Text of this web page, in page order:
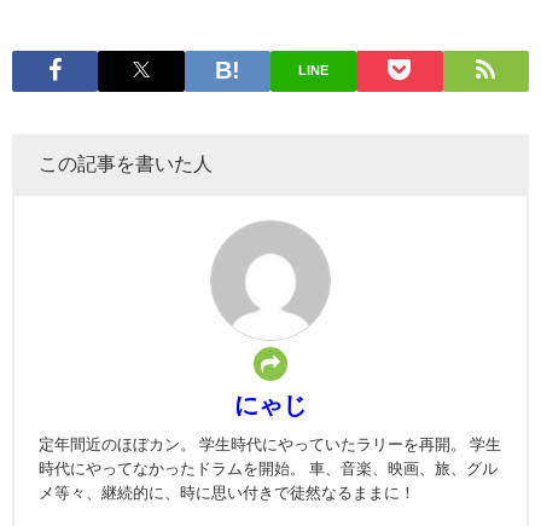
LINE
この記事を書いた人
にゃじ
定年間近のほぼカン。 学生時代にやっていたラリーを再開。 学生
時代にやってなかったドラムを開始。 車、音楽、映画、旅、グル
メ等々、継続的に、時に思い付きで徒然なるままに！